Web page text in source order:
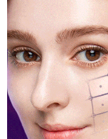
adalah berdasarkan
4. Dalam masa 30
untuk mengesahkan
akan dibatalkan
semakan khusus"
penilaian tidak
penilaian boleh
【Penerangan Kaedah
1. Pembayaran
"Pembayaran